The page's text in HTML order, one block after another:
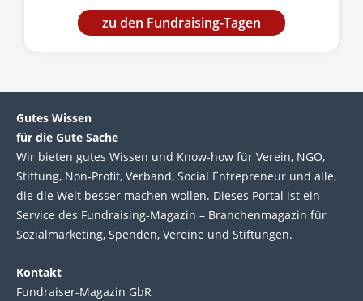
zu den Fundraising-Tagen
Gutes Wissen
für die Gute Sache
Wir bie­ten gutes Wis­sen und Know-how für Ver­ein, NGO,
Stif­tung, Non-Profit, Ver­band, Social Entre­pre­neur und alle,
die die Welt bes­ser machen wol­len. Die­ses Por­tal ist ein
Service des Fund­raising-Magazin – Bran­chen­magazin für
Sozial­marke­ting, Spen­den, Ver­eine und Stif­tun­gen.
Kontakt
Fundraiser-Magazin GbR